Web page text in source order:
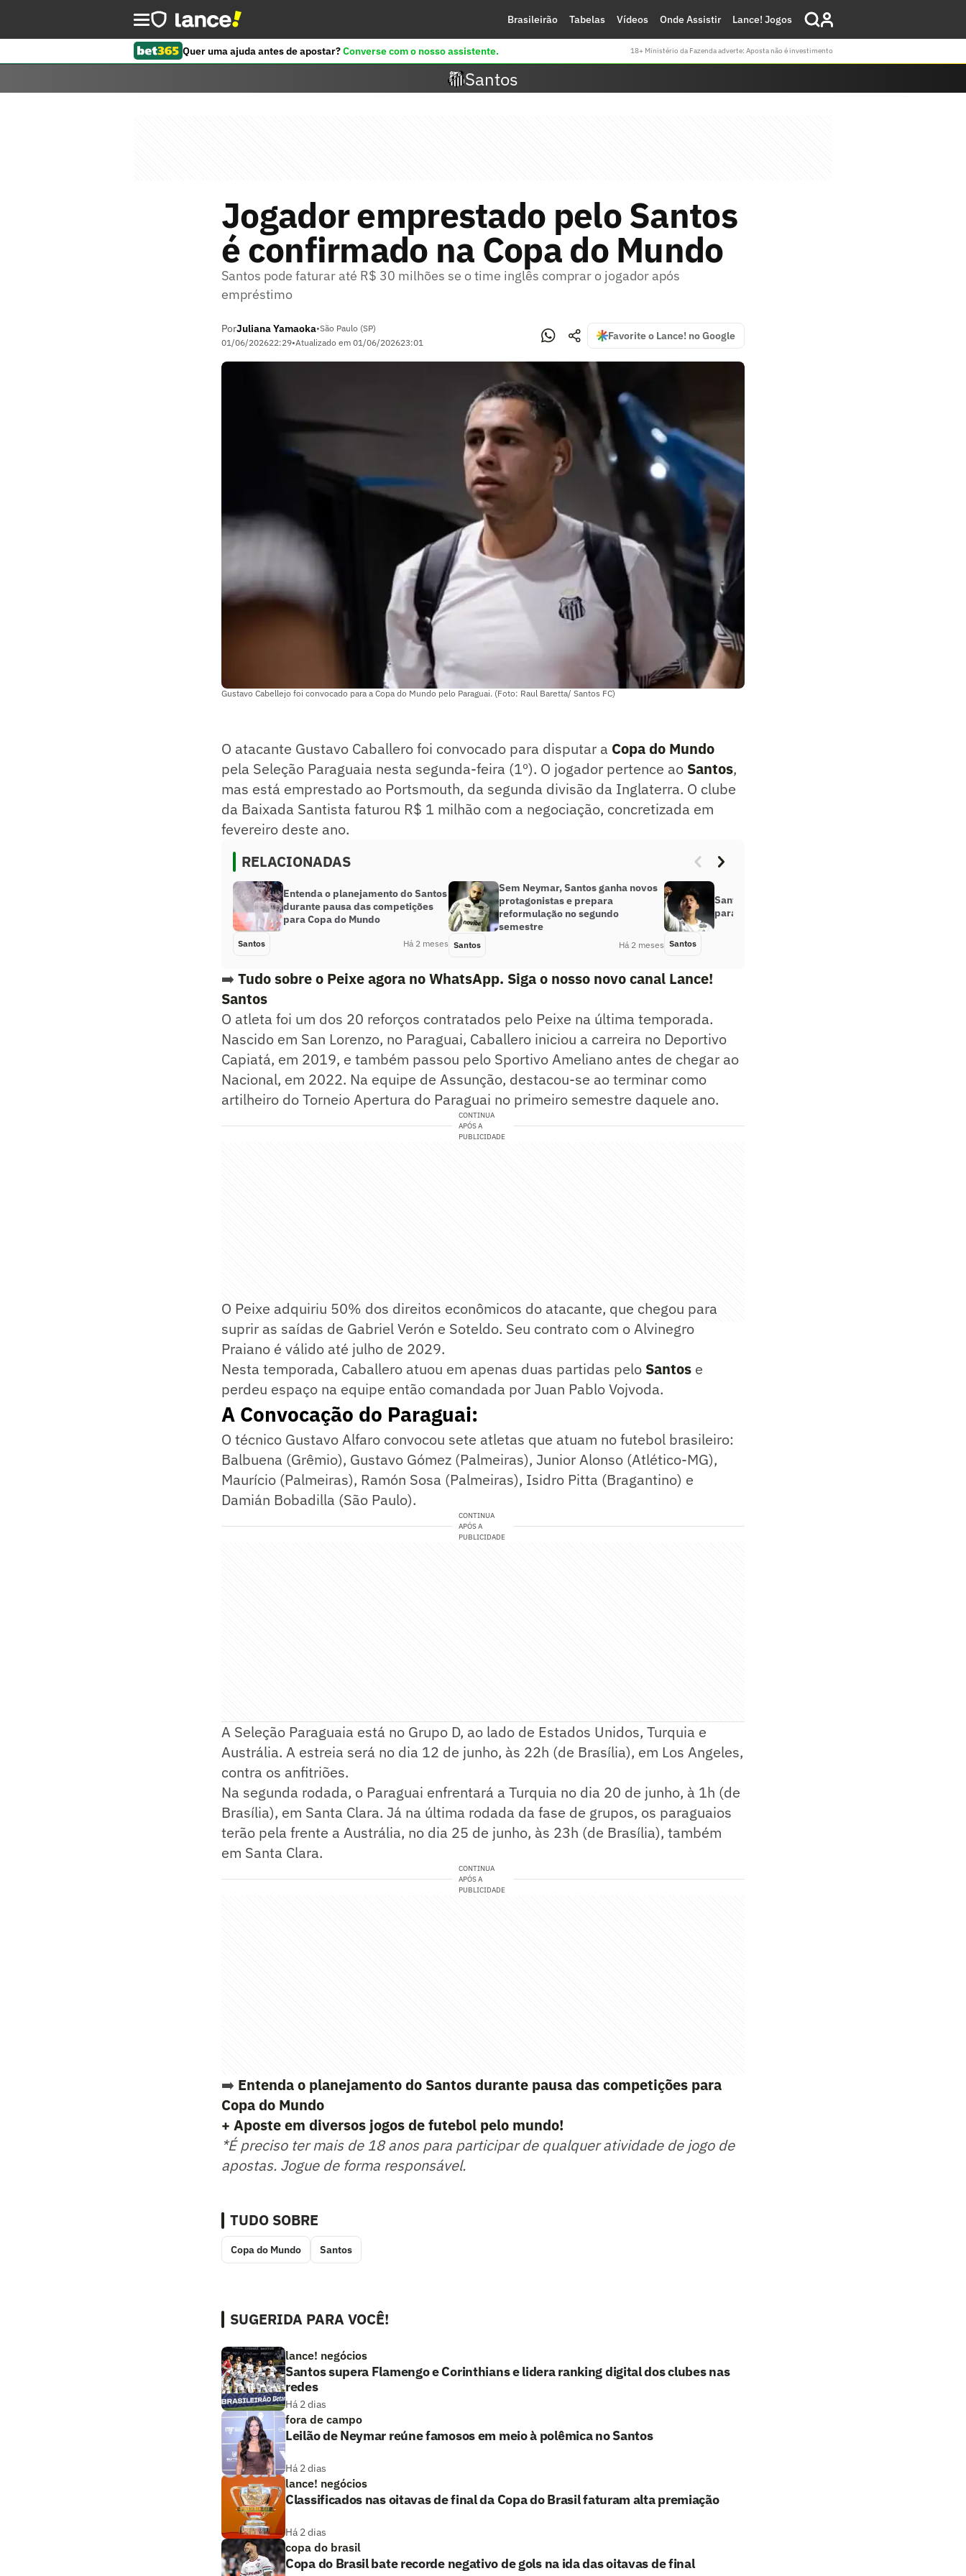
Brasileirão Tabelas Vídeos Onde Assistir Lance! Jogos
Quer uma ajuda antes de apostar?Converse com o nosso assistente. 18+ Ministério da Fazenda adverte: Aposta não é investimento
Santos
Jogador emprestado pelo Santos
é confirmado na Copa do Mundo
Santos pode faturar até R$ 30 milhões se o time inglês comprar o jogador após
empréstimo
PorJuliana Yamaoka•São Paulo (SP)
01/06/202622:29•Atualizado em 01/06/202623:01
Favorite o Lance! no Google
Gustavo Cabellejo foi convocado para a Copa do Mundo pelo Paraguai. (Foto: Raul Baretta/ Santos FC)
O atacante Gustavo Caballero foi convocado para disputar a Copa do Mundo
pela Seleção Paraguaia nesta segunda-feira (1º). O jogador pertence ao Santos,
mas está emprestado ao Portsmouth, da segunda divisão da Inglaterra. O clube
da Baixada Santista faturou R$ 1 milhão com a negociação, concretizada em
fevereiro deste ano.
RELACIONADAS
Entenda o planejamento do Santos
durante pausa das competições
para Copa do Mundo
Santos Há 2 meses
Sem Neymar, Santos ganha novos
protagonistas e prepara
reformulação no segundo
semestre
Santos Há 2 meses
Santos aproveita Copa do Mundo
para dar férias ao elenco
Santos
➡️ Tudo sobre o Peixe agora no WhatsApp. Siga o nosso novo canal Lance!
Santos
O atleta foi um dos 20 reforços contratados pelo Peixe na última temporada.
Nascido em San Lorenzo, no Paraguai, Caballero iniciou a carreira no Deportivo
Capiatá, em 2019, e também passou pelo Sportivo Ameliano antes de chegar ao
Nacional, em 2022. Na equipe de Assunção, destacou-se ao terminar como
artilheiro do Torneio Apertura do Paraguai no primeiro semestre daquele ano.
CONTINUA
APÓS A
PUBLICIDADE
O Peixe adquiriu 50% dos direitos econômicos do atacante, que chegou para
suprir as saídas de Gabriel Verón e Soteldo. Seu contrato com o Alvinegro
Praiano é válido até julho de 2029.
Nesta temporada, Caballero atuou em apenas duas partidas pelo Santos e
perdeu espaço na equipe então comandada por Juan Pablo Vojvoda.
A Convocação do Paraguai:
O técnico Gustavo Alfaro convocou sete atletas que atuam no futebol brasileiro:
Balbuena (Grêmio), Gustavo Gómez (Palmeiras), Junior Alonso (Atlético-MG),
Maurício (Palmeiras), Ramón Sosa (Palmeiras), Isidro Pitta (Bragantino) e
Damián Bobadilla (São Paulo).
CONTINUA
APÓS A
PUBLICIDADE
A Seleção Paraguaia está no Grupo D, ao lado de Estados Unidos, Turquia e
Austrália. A estreia será no dia 12 de junho, às 22h (de Brasília), em Los Angeles,
contra os anfitriões.
Na segunda rodada, o Paraguai enfrentará a Turquia no dia 20 de junho, à 1h (de
Brasília), em Santa Clara. Já na última rodada da fase de grupos, os paraguaios
terão pela frente a Austrália, no dia 25 de junho, às 23h (de Brasília), também
em Santa Clara.
CONTINUA
APÓS A
PUBLICIDADE
➡️ Entenda o planejamento do Santos durante pausa das competições para
Copa do Mundo
+ Aposte em diversos jogos de futebol pelo mundo!
*É preciso ter mais de 18 anos para participar de qualquer atividade de jogo de
apostas. Jogue de forma responsável.
TUDO SOBRE
Copa do Mundo Santos
SUGERIDA PARA VOCÊ!
lance! negócios
Santos supera Flamengo e Corinthians e lidera ranking digital dos clubes nas
redes
Há 2 dias
fora de campo
Leilão de Neymar reúne famosos em meio à polêmica no Santos
Há 2 dias
lance! negócios
Classificados nas oitavas de final da Copa do Brasil faturam alta premiação
Há 2 dias
copa do brasil
Copa do Brasil bate recorde negativo de gols na ida das oitavas de final